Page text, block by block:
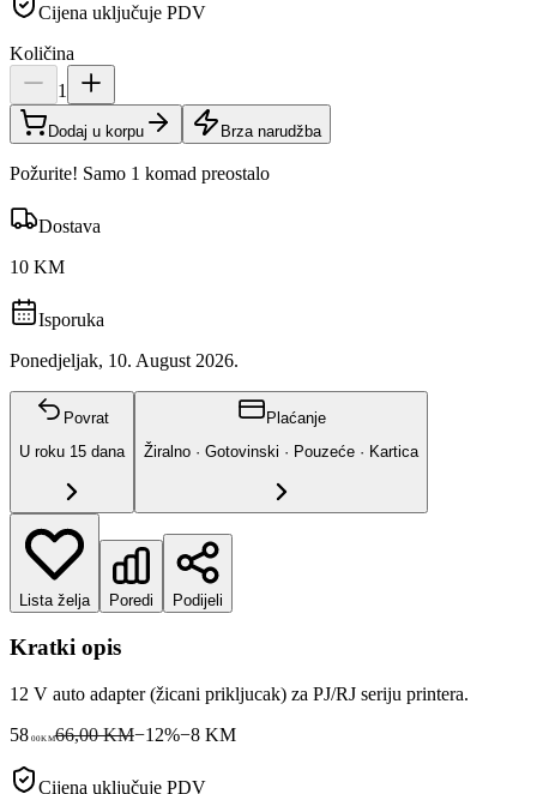
Cijena uključuje PDV
Količina
1
Dodaj u korpu Brza narudžba
Požurite! Samo 1 komad preostalo
Dostava
10 KM
Isporuka
Ponedjeljak, 10. August 2026.
Povrat
U roku 15 dana
Plaćanje
Žiralno · Gotovinski · Pouzeće · Kartica
Lista želja Poredi Podijeli
Kratki opis
12 V auto adapter (žicani prikljucak) za PJ/RJ seriju printera.
58 00KM66,00 KM−12%−8KM
Cijena uključuje PDV